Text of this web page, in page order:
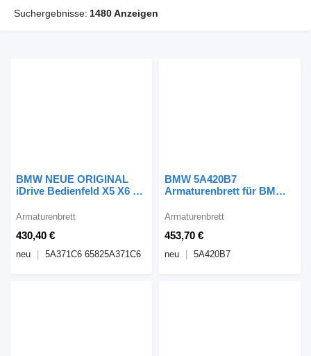
Suchergebnisse: 1480 Anzeigen
BMW NEUE ORIGINAL
iDrive Bedienfeld X5 X6 X7
für Auto
430,40 €
Armaturenbrett
neu 5A371C6 65825A371C6
BMW 5A420B7
Armaturenbrett für BMW
Auto
453,70 €
Armaturenbrett
neu 5A420B7